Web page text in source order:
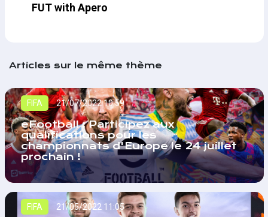
FUT with Apero
Articles sur le même thème
FIFA 21/07/2022 10:59
eFootball : Participez aux
qualifications pour les
championnats d'Europe le 24 juillet
prochain !
FIFA 21/05/2022 11:05